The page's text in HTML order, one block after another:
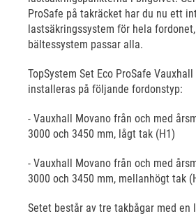
ProSafe på takräcket har du nu ett
lastsäkringssystem för hela
bältessystem passar alla.
TopSystem Set Eco ProSafe
installeras på följande fordonstyp:
- Vauxhall Movano från och med
3000 och 3450 mm, lågt tak (H1)
- Vauxhall Movano från och med
3000 och 3450 mm, mellanhögt tak
Setet består av tre takbågar med en